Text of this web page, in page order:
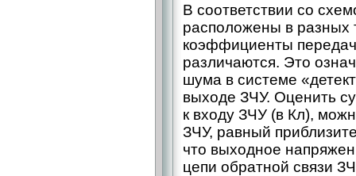
В соответствии со
расположены в разных
коэффициенты
различаются. Это
шума в системе
выходе ЗЧУ. Оценить
к входу ЗЧУ (в Кл),
ЗЧУ, равный
что выходное
цепи обратной связи